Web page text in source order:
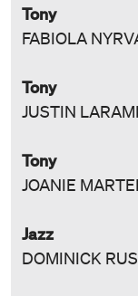
Tony
FABIOLA
Tony
JUSTIN
Tony
JOANIE
Jazz
DOMINICK